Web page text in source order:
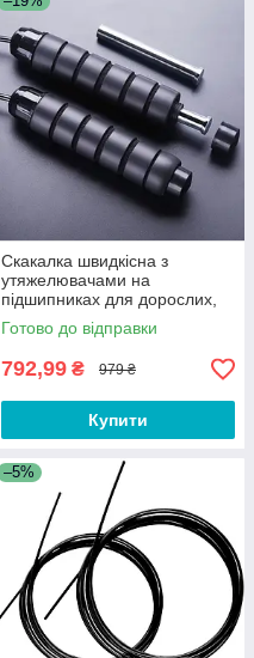
Скакалка швидкісна з
утяжелювачами на
підшипниках для дорослих,
фітнесу, кросфіту, схуднення,
спорту ZZZ5BB
Готово до відправки
792,99 ₴ 979 ₴
Купити
–5%